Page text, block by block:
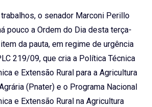
o senador Marconi Perillo
pouco a Ordem do Dia desta terça-
da pauta, em regime de urgência
219/09, que cria a Política Técnica
e Extensão Rural para a Agricultura
(Pnater) e o Programa Nacional
e Extensão Rural na Agricultura